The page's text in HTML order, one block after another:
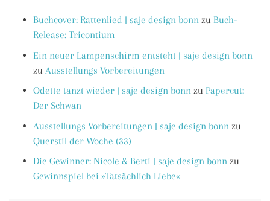
Buchcover: Rattenlied | saje design bonn zu Buch-
Release: Tricontium
Ein neuer Lampenschirm entsteht | saje design bonn
zu Ausstellungs Vorbereitungen
Odette tanzt wieder | saje design bonn zu Papercut:
Der Schwan
Ausstellungs Vorbereitungen | saje design bonn zu
Querstil der Woche (33)
Die Gewinner: Nicole & Berti | saje design bonn zu
Gewinnspiel bei »Tatsächlich Liebe«